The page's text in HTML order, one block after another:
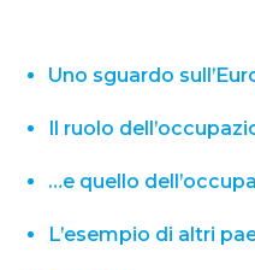
Uno sguardo
Il ruolo
…e quello
L’esempio di altri